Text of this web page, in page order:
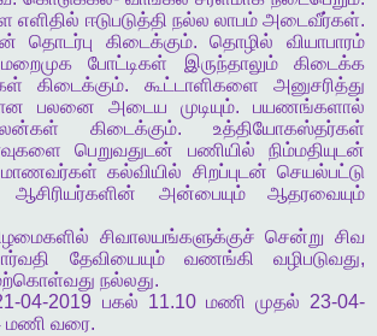
எளிதில் ஈடுபடுத்தி நல்ல லாபம் அடைவீர்கள்.
தொடர்பு கிடைக்கும்.தொழில்
வியாபாரம்
மறைமுக போட்டிகள் இருந்தாலும்
கிடைக்க
கிடைக்கும். கூட்டாளிகளை
அனுசரித்து
பலனை அடைய முடியும். பயணங்களால்
கிடைக்கும். உத்தியோகஸ்தர்கள்
பெறுவதுடன் பணியில்
நிம்மதியுடன்
மாணவர்கள் கல்வியில் சிறப்புடன் செயல்பட்டு
ஆசிரியர்களின் அன்பையும்
ஆதரவையும்
சிவாலயங்களுக்குச் சென்று சிவ
தேவியையும் வணங்கி வழிபடுவது,
நல்லது.
04-2019 பகல் 11.10 மணி முதல் 23-04-
மணி வரை.